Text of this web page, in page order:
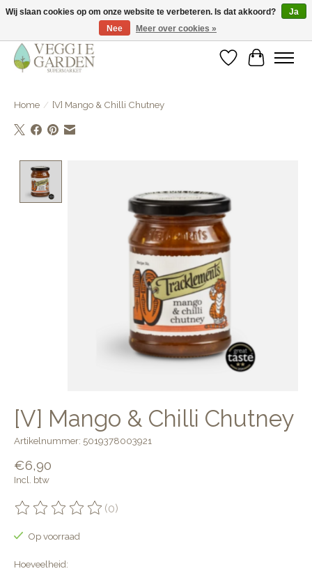
vegan & veggie products | free store pick-up
Verlanglijst
Home / [V] Mango & Chilli Chutney
[V] Mango & Chilli Chutney
Artikelnummer: 5019378003921
€6,90
Incl. btw
De beoordeling van dit product is
(0)
Op voorraad
Hoeveelheid:
Wij slaan cookies op om onze website te verbeteren. Is dat akkoord?
Ja
Nee
Meer over cookies »